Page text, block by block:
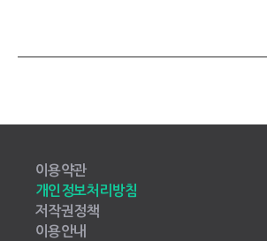
이용약관
개인정보처리방침
저작권정책
이용안내